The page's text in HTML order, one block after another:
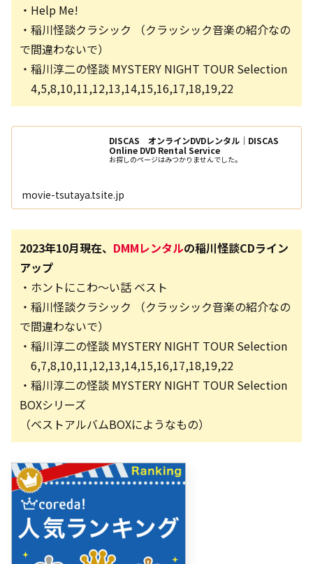
・Help Me!
・稲川怪談クラシック （クラッシック音楽の紹介なの
で間違わないで）
・稲川淳二の怪談 MYSTERY NIGHT TOUR Selection
4,5,8,10,11,12,13,14,15,16,17,18,19,22
DISCAS オンラインDVDレンタル｜DISCAS
Online DVD Rental Service
お探しのページはみつかりませんでした。
movie-tsutaya.tsite.jp
2023年10月現在、 DMMレンタルの稲川怪談CDライン
アップ
・ホントにこわ～い話 ベスト
・稲川怪談クラシック （クラッシック音楽の紹介なの
で間違わないで）
・稲川淳二の怪談 MYSTERY NIGHT TOUR Selection
6,7,8,10,11,12,13,14,15,16,17,18,19,22
・稲川淳二の怪談 MYSTERY NIGHT TOUR Selection
BOXシリーズ
（ベストアルバムBOXにようなもの）